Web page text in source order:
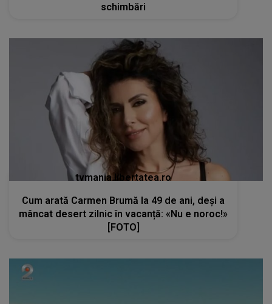
schimbări
tvmania.libertatea.ro
Cum arată Carmen Brumă la 49 de ani, deși a
mâncat desert zilnic în vacanță: «Nu e noroc!»
[FOTO]